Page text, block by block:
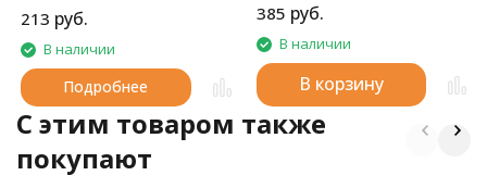
213 руб.
В наличии
Подробнее
385 руб.
В наличии
В корзину
C этим товаром также
покупают